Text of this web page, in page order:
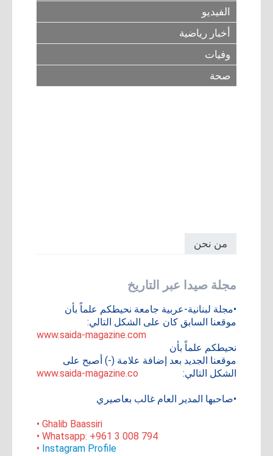
الفيديو
أخبار رياضية
وفيات
صحة
من نحن
مجلة صيدا عبر التاريخ
•مجلة لبنانية-عربية جامعة نحيطكم علماً بأن
موقعنا السابق كان على الشكل التالي:
www.saida-magazine.com
نحيطكم علماً بأن
موقعنا الجديد بعد إضافة علامة (-) أصبح على
الشكل التالي:
www.saida-magazine.co
•صاحبها المدير العام غالب بعاصيري
• Ghalib Baassiri
• Whatsapp: +961 3 008 794
• Instagram Profile